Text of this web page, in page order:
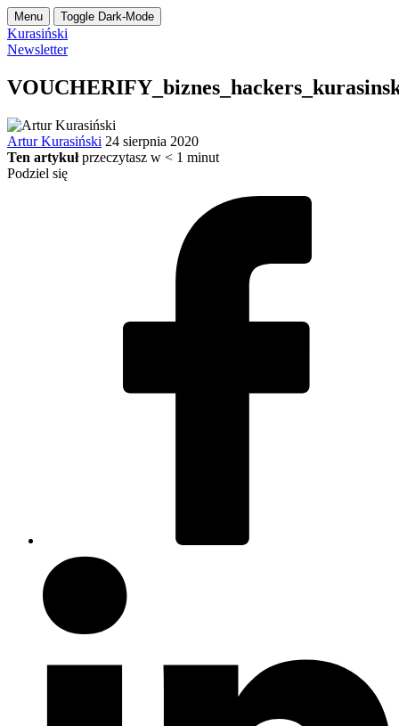
Menu Toggle Dark-Mode
Kurasiński
Newsletter
Artur Kurasiński 24 sierpnia 2020
Ten artykuł przeczytasz w < 1 minut
Podziel się